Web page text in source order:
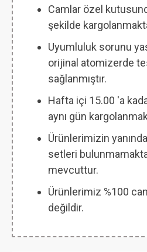
Camlar özel
şekilde
Uyumluluk sorunu
orijinal atomizerde
sağlanmıştır.
Hafta içi 15.00 'a
aynı gün
Ürünlerimizin
setleri
mevcuttur.
Ürünlerimiz %100
değildir.